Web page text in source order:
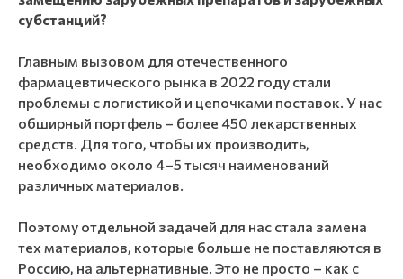
субстанций?
Главным вызовом для отечественного
фармацевтического рынка в 2022 году стали
проблемы с логистикой и цепочками поставок. У нас
обширный портфель – более 450 лекарственных
средств. Для того, чтобы их производить,
необходимо около 4–5 тысяч наименований
различных материалов.
Поэтому отдельной задачей для нас стала замена
тех материалов, которые больше не поставляются в
Россию, на альтернативные. Это не просто – как с